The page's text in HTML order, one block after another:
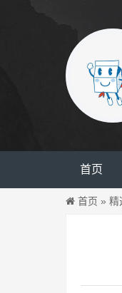
首页
首页 » 精